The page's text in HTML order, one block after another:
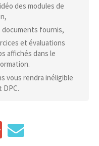
des modules de
fournis,
et évaluations
affichés dans le
vous rendra inéligible
DPC.